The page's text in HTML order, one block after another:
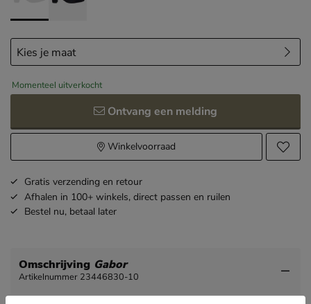
Momenteel uitverkocht
Ontvang een melding
Winkelvoorraad
Gratis verzending en retour
Afhalen in 100+ winkels, direct passen en ruilen
Bestel nu, betaal later
Omschrijving Gabor
Artikelnummer 23446830-10